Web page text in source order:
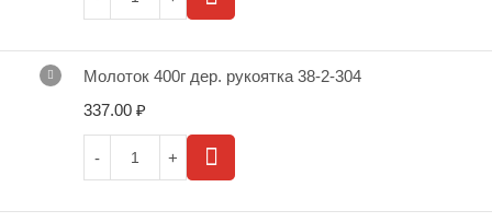
Молоток 400г дер. рукоятка 38-2-304
337.00 ₽